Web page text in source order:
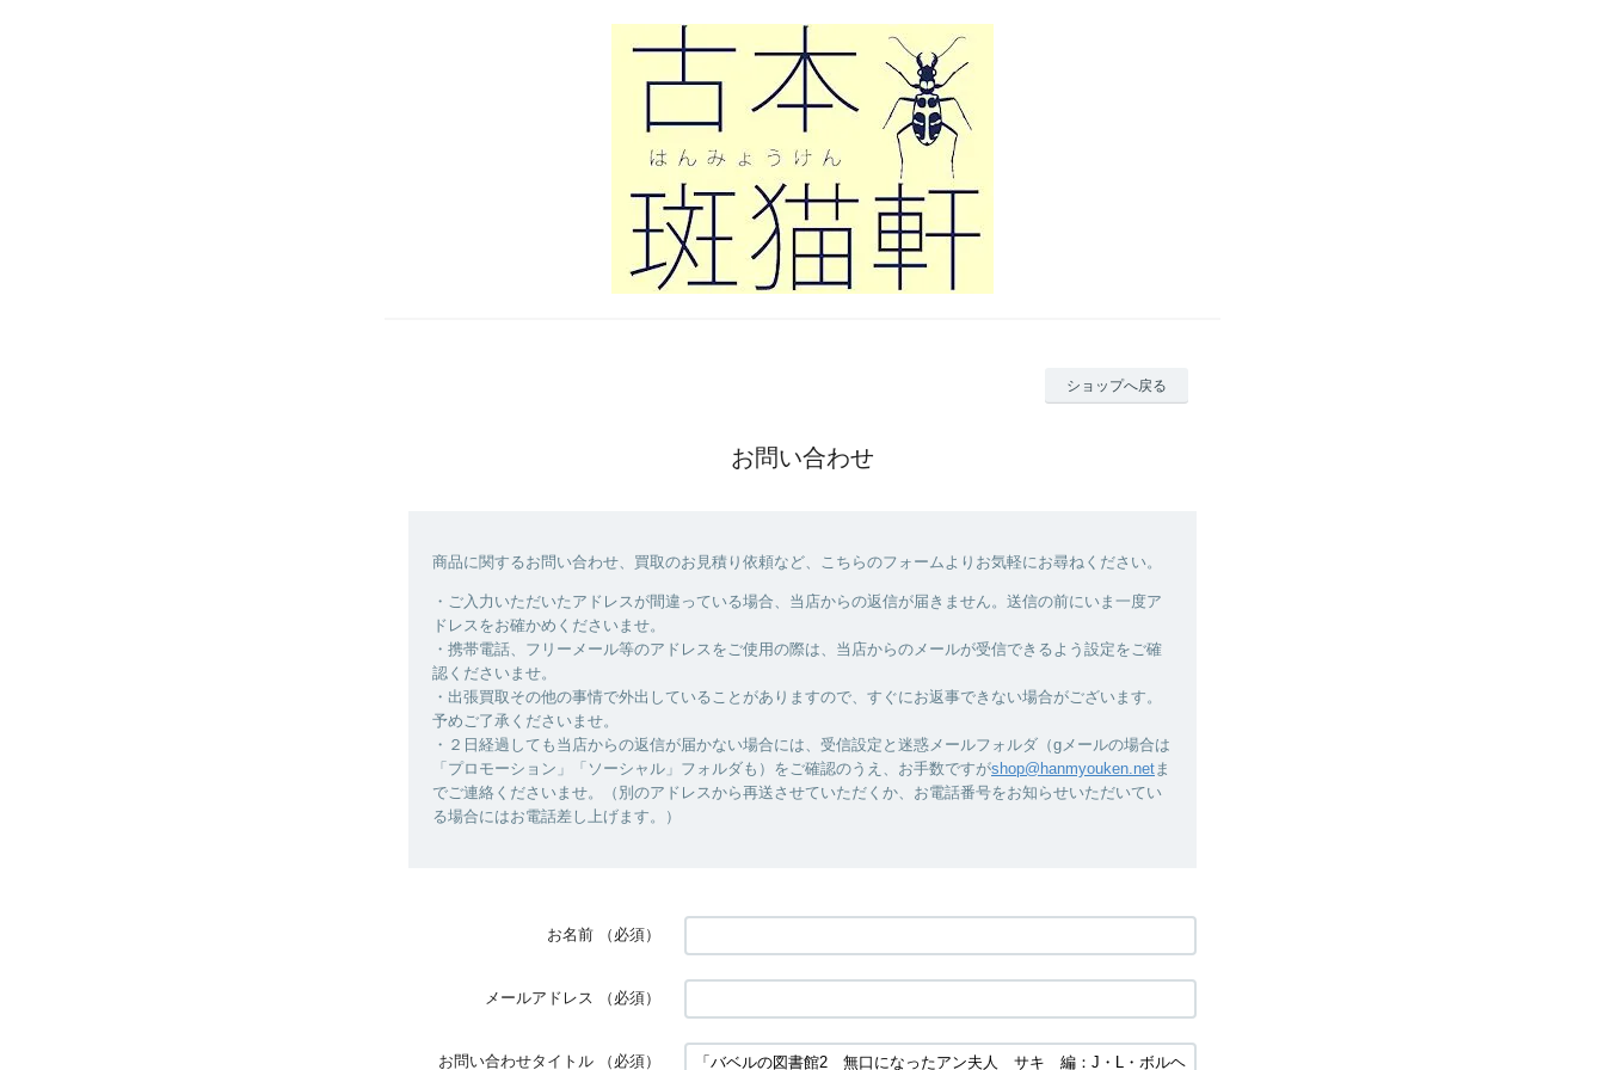
ショップへ戻る
お問い合わせ
商品に関するお問い合わせ、買取のお見積り依頼など、こちらのフォームよりお気軽にお尋ねください。
・ご入力いただいたアドレスが間違っている場合、当店からの返信が届きません。送信の前にいま一度ア
ドレスをお確かめくださいませ。
・携帯電話、フリーメール等のアドレスをご使用の際は、当店からのメールが受信できるよう設定をご確
認くださいませ。
・出張買取その他の事情で外出していることがありますので、すぐにお返事できない場合がございます。
予めご了承くださいませ。
・２日経過しても当店からの返信が届かない場合には、受信設定と迷惑メールフォルダ（gメールの場合は
「プロモーション」「ソーシャル」フォルダも）をご確認のうえ、お手数ですがshop@hanmyouken.netま
でご連絡くださいませ。（別のアドレスから再送させていただくか、お電話番号をお知らせいただいてい
る場合にはお電話差し上げます。）
お名前 （必須）
メールアドレス （必須）
お問い合わせタイトル （必須）